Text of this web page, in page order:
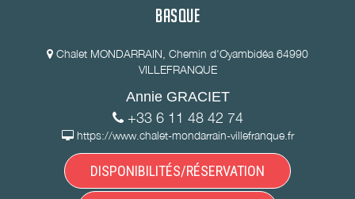
BASQUE
Chalet MONDARRAIN, Chemin d'Oyambidéa 64990
VILLEFRANQUE
Annie GRACIET
+33 6 11 48 42 74
https://www.chalet-mondarrain-villefranque.fr
DISPONIBILITÉS/RÉSERVATION